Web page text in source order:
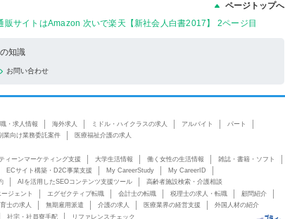
ページトップへ
販サイトはAmazon 次いで楽天【新社会人白書2017】 2ページ目
知識
お問い合わせ
・求人情報 海外求人 ミドル・ハイクラスの求人 アルバイト
パート
業向け業務委託案件
医療福祉介護の求人
ィーンマーケティング支援 大学生活情報 働く女性の生活情報
雑誌・書籍・ソフト
ECサイト構築・D2C事業支援 My CareerStudy
My CareerID
AIを活用したSEOコンテンツ支援ツール
高齢者施設検索・介護相談
ジェント エグゼクティブ転職 会計士の転職 税理士の求人・転職
顧問紹介
士の求人 無期雇用派遣 介護の求人 医療業界の経営支援
外国人材の紹介
社宅・社員寮手配 リファレンスチェック